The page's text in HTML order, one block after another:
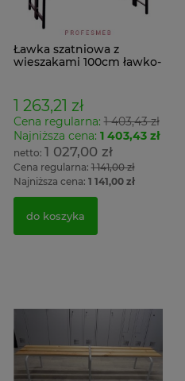
Ławka szatniowa z
wieszakami 100cm ławko-
1 263,21 zł
Cena regularna:1 403,43 zł
Najniższa cena: 1 403,43 zł
1 027,00 zł
Cena regularna:1 141,00 zł
Najniższa cena: 1 141,00 zł
do koszyka